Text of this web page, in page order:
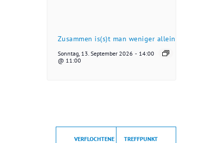
Zusammen is(s)t man weniger allein
Sonntag, 13. September 2026
@ 11:00
- 14:00
VERFLOCHTENE
TREFFPUNKT